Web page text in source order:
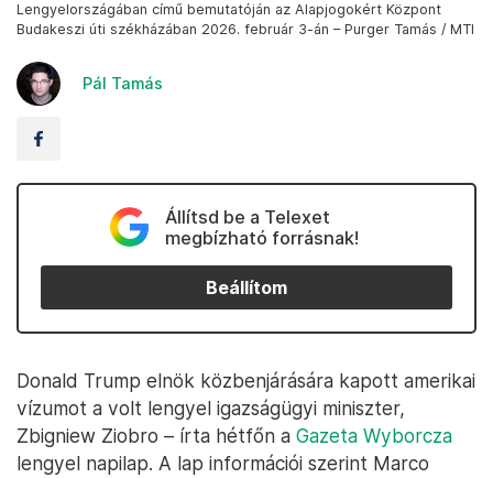
Lengyelországában című bemutatóján az Alapjogokért Központ
Budakeszi úti székházában 2026. február 3-án – Purger Tamás / MTI
Pál Tamás
Állítsd be a Telexet
megbízható forrásnak!
Beállítom
Donald Trump elnök közbenjárására kapott amerikai
vízumot a volt lengyel igazságügyi miniszter,
Zbigniew Ziobro – írta hétfőn a Gazeta Wyborcza
lengyel napilap. A lap információi szerint Marco